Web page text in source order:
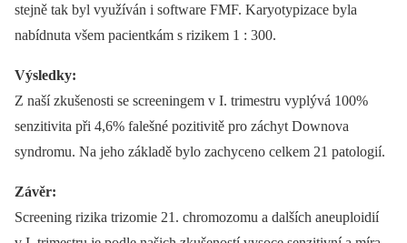
stejně tak byl využíván i software FMF. Karyotypizace byla
nabídnuta všem pacientkám s rizikem 1 : 300.
Výsledky:
Z naší zkušenosti se screeningem v I. trimestru vyplývá 100%
senzitivita při 4,6% falešné pozitivitě pro záchyt Downova
syndromu. Na jeho základě bylo zachyceno celkem 21 patologií.
Závěr:
Screening rizika trizomie 21. chromozomu a dalších aneuploidií